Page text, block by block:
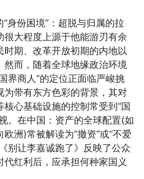
份困境”：超脱与归属的拉
很大程度上源于他能游刃有余
时期、改革开放初期的内地以
然而，随着全球地缘政治环境
界商人”的定位正面临严峻挑
为带有东方色彩的背景，其对
心基础设施的控制常受到“国
。在中国：资产的全球配置(如
洲)常被解读为“撤资”或“不爱
别让李嘉诚跑了》反映了公众
代红利后，应承担何种家国义